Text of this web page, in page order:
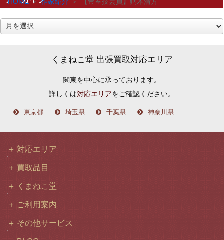
くまねこ堂 出張買取対応エリア
関東を中心に承っております。
詳しくは対応エリアをご確認ください。
東京都 埼玉県 千葉県 神奈川県
対応エリア
買取品目
くまねこ堂
ご利用案内
その他サービス